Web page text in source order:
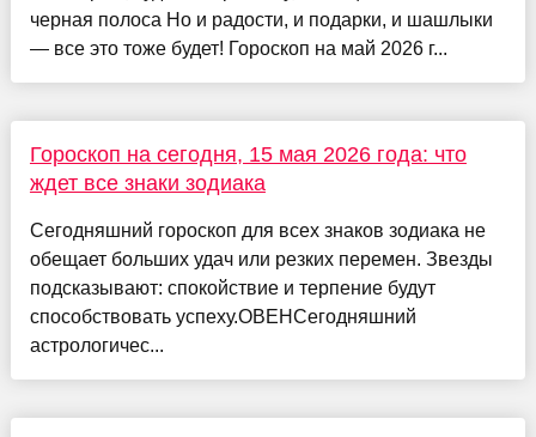
черная полоса Но и радости, и подарки, и шашлыки
— все это тоже будет! Гороскоп на май 2026 г...
Гороскоп на сегодня, 15 мая 2026 года: что
ждет все знаки зодиака
Сегодняшний гороскоп для всех знаков зодиака не
обещает больших удач или резких перемен. Звезды
подсказывают: спокойствие и терпение будут
способствовать успеху.ОВЕНСегодняшний
астрологичес...